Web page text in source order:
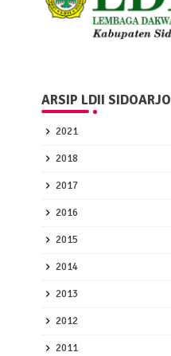
ARSIP LDII SIDOARJO
2021
2018
2017
2016
2015
2014
2013
2012
2011